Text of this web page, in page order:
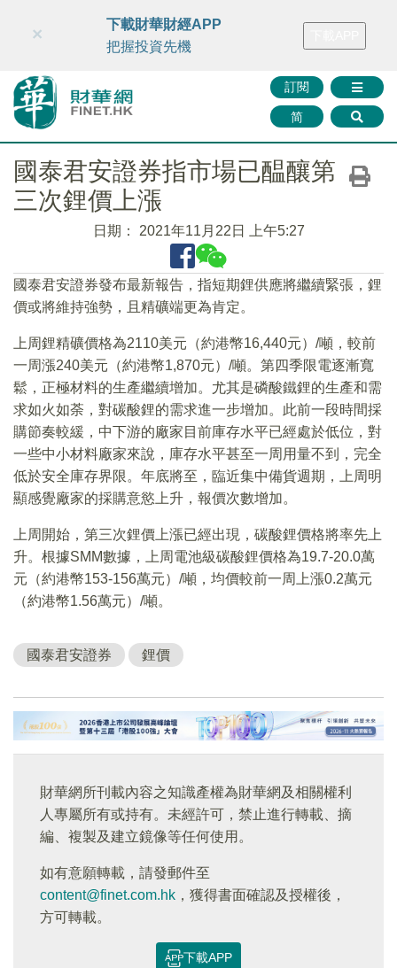
財華智庫網 FINTV FINMETA 財華證券 媒體矩陣
訂閱
简
×
下載財華財經APP
把握投資先機
國泰君安證券指市場已醖釀第
三次鋰價上漲
日期： 2021年11月22日 上午5:27
國泰君安證券發布最新報告，指短期鋰供應將繼續緊張，鋰
價或將維持強勢，且精礦端更為肯定。
上周鋰精礦價格為2110美元（約港幣16,440元）/噸，較前
一周漲240美元（約港幣1,870元）/噸。第四季限電逐漸寬
鬆，正極材料的生產繼續增加。尤其是磷酸鐵鋰的生產和需
求如火如荼，對碳酸鋰的需求進一步增加。此前一段時間採
購節奏較緩，中下游的廠家目前庫存水平已經處於低位，對
一些中小材料廠家來說，庫存水平甚至一周用量不到，完全
低於安全庫存界限。年底將至，臨近集中備貨週期，上周明
顯感覺廠家的採購意慾上升，報價次數增加。
上周開始，第三次鋰價上漲已經出現，碳酸鋰價格將率先上
升。根據SMM數據，上周電池級碳酸鋰價格為19.7-20.0萬
元（約港幣153-156萬元）/噸，均價較前一周上漲0.2萬元
（約港幣1.56萬元）/噸。
國泰君安證券 鋰價
財華網所刊載內容之知識產權為財華網及相關權利
人專屬所有或持有。未經許可，禁止進行轉載、摘
編、複製及建立鏡像等任何使用。
如有意願轉載，請發郵件至
content@finet.com.hk ，獲得書面確認及授權後，
方可轉載。
下載APP